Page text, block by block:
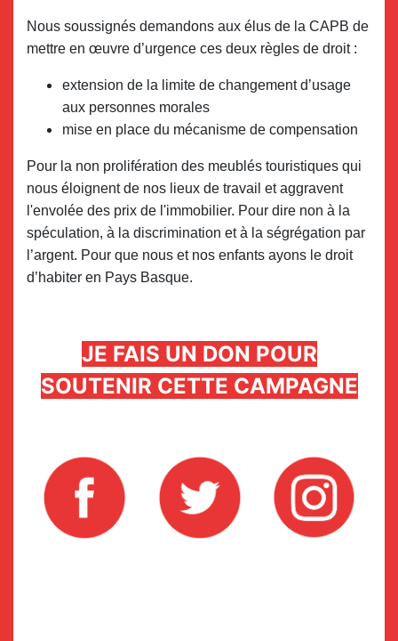
Nous soussignés demandons aux élus de la CAPB de
mettre en œuvre d’urgence ces deux règles de droit :
extension de la limite de changement d’usage
aux personnes morales
mise en place du mécanisme de compensation
Pour la non prolifération des meublés touristiques qui
nous éloignent de nos lieux de travail et aggravent
l'envolée des prix de l'immobilier. Pour dire non à la
spéculation, à la discrimination et à la ségrégation par
l’argent. Pour que nous et nos enfants ayons le droit
d’habiter en Pays Basque.
JE FAIS UN DON POUR
SOUTENIR CETTE CAMPAGNE